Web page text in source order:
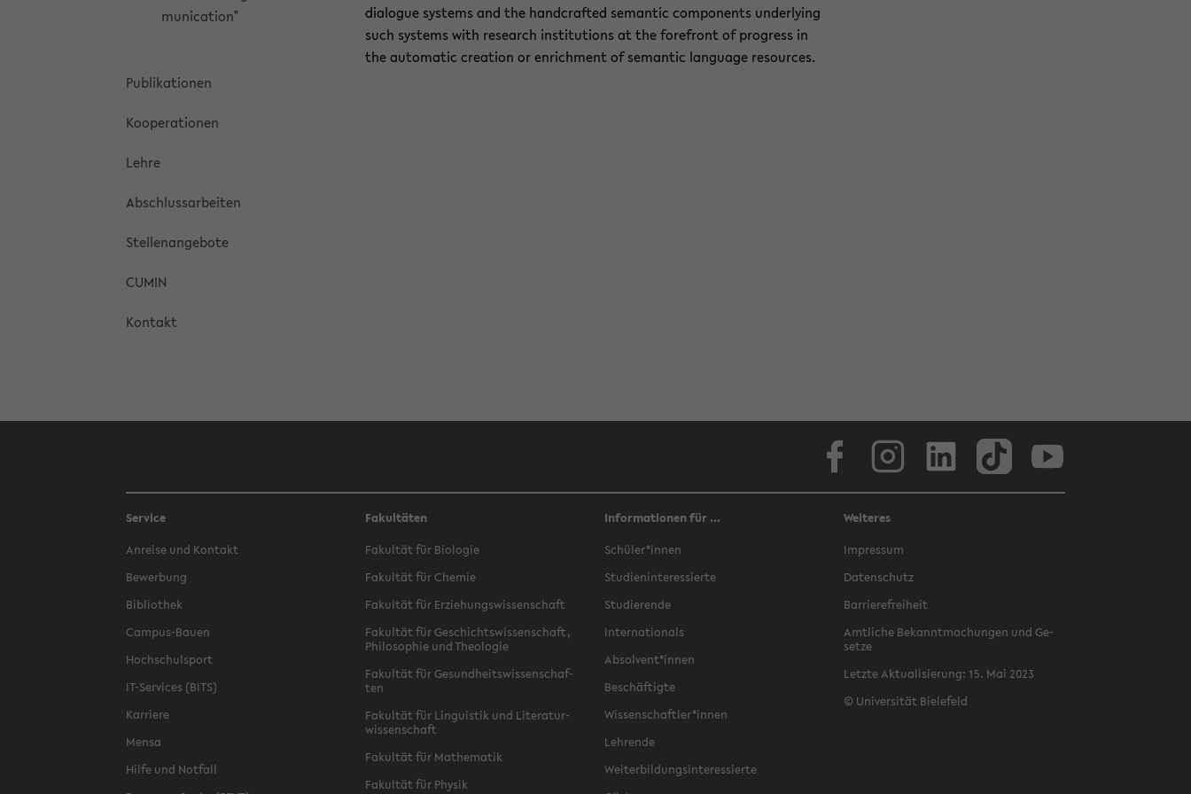
mu­ni­ca­ti­on"
Pu­bli­ka­tio­nen
Ko­ope­ra­tio­nen
Lehre
Ab­schluss­ar­bei­ten
Stel­len­an­ge­bo­te
CUMIN
Kon­takt
dia­lo­gue sys­tems and the hand­craf­ted se­man­tic com­po­n­ents un­der­ly­ing
such sys­tems with re­se­arch in­sti­tu­ti­ons at the fo­re­front of pro­gress in
the au­to­ma­tic crea­ti­on or en­rich­ment of se­man­tic lan­guage re­sour­ces.
Face­book
Service
An­rei­se und Kon­takt
Be­wer­bung
Bi­blio­thek
Campus-​Bauen
Hoch­schul­sport
IT-​Services (BITS)
Kar­rie­re
Mensa
Hilfe und Not­fall
Fakultäten
Fa­kul­tät für Bio­lo­gie
Fa­kul­tät für Che­mie
Fa­kul­tät für Er­zie­hungs­wis­sen­schaft
Fa­kul­tät für Ge­schichts­wis­sen­schaft,
Phi­lo­so­phie und Theo­lo­gie
Fa­kul­tät für Ge­sund­heits­wis­sen­schaf­
ten
Fa­kul­tät für Lin­gu­is­tik und Li­te­ra­tur­
wis­sen­schaft
Fa­kul­tät für Ma­the­ma­tik
Fa­kul­tät für Phy­sik
Informationen für ...
Schü­ler*innen
Stu­di­en­in­ter­es­sier­te
Stu­die­ren­de
In­ter­na­tio­nals
Ab­sol­vent*innen
Be­schäf­tig­te
Wis­sen­schaft­ler*innen
Leh­ren­de
Wei­ter­bil­dungs­in­ter­es­sier­te
Weiteres
Im­pres­sum
Da­ten­schutz
Bar­rie­re­frei­heit
Amt­li­che Be­kannt­ma­chun­gen und Ge­
set­ze
Letz­te Ak­tua­li­sie­rung: 15. Mai 2023
© Uni­ver­si­tät Bie­le­feld